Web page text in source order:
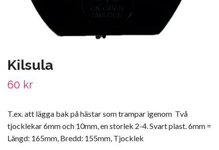
Kilsula
60 kr
T.ex. att lägga bak på hästar som trampar igenom Två
tjocklekar 6mm och 10mm, en storlek 2-4. Svart plast. 6mm =
Längd: 165mm, Bredd: 155mm, Tjocklek